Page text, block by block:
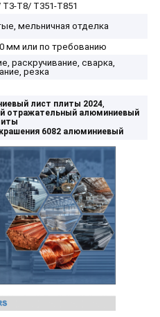
T3-T8/ T351-T851
мельничная отделка
мм или по требованию
раскручивание, сварка,
резка
лист плиты 2024,
отражательный алюминиевый
6082 алюминиевый